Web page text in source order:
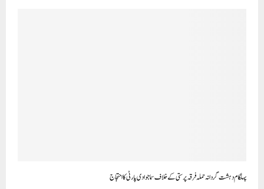
پہلگام دہشت گردانہ حملہ فرقہ پرستی کے خلاف سماجوادی پارٹی کا احتجاج